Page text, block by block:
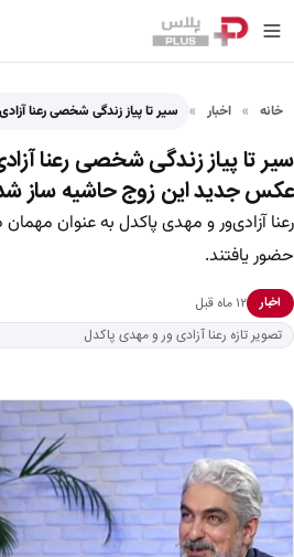
خانه اخبار سیر تا پیاز زندگی شخصی رعنا
سیر تا پیاز زندگی شخصی رعنا
عکس جدید این زوج حاشیه ساز
رعنا آزادی‌ور و مهدی پاکدل به عنوان
حضور یافتند.
اخبار
۱۲ ماه قبل
تصویر تازه رعنا آزادی ور و مهدی پاکدل